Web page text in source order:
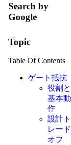
Search by
Google
Topic
Table Of Contents
ゲート抵抗
役割と
基本動
作
設計ト
レード
オフ